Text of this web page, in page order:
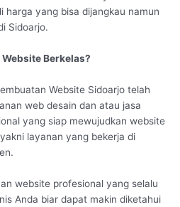
harga yang bisa dijangkau namun
Sidoarjo.
Berkelas?
Website Sidoarjo telah
web desain dan atau jasa
yang siap mewujudkan website
yakni layanan yang bekerja di
website profesional yang selalu
Anda biar dapat makin diketahui